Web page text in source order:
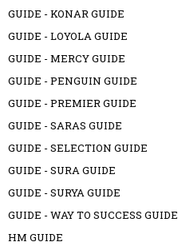
GUIDE - KONAR GUIDE
GUIDE - LOYOLA GUIDE
GUIDE - MERCY GUIDE
GUIDE - PENGUIN GUIDE
GUIDE - PREMIER GUIDE
GUIDE - SARAS GUIDE
GUIDE - SELECTION GUIDE
GUIDE - SURA GUIDE
GUIDE - SURYA GUIDE
GUIDE - WAY TO SUCCESS GUIDE
HM GUIDE